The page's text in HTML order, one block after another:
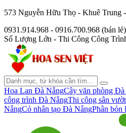
573 Nguyễn Hữu Thọ - Khuê Trung
0931.914.968 - 0916.700.968 (bán
Số Lượng Lớn - Thi Công Công
Hoa Lan Đà NẵngCây văn phòng
công trình Đà NẵngThi công sân
NẵngCỏ nhân tạo Đà NẵngPhân bón